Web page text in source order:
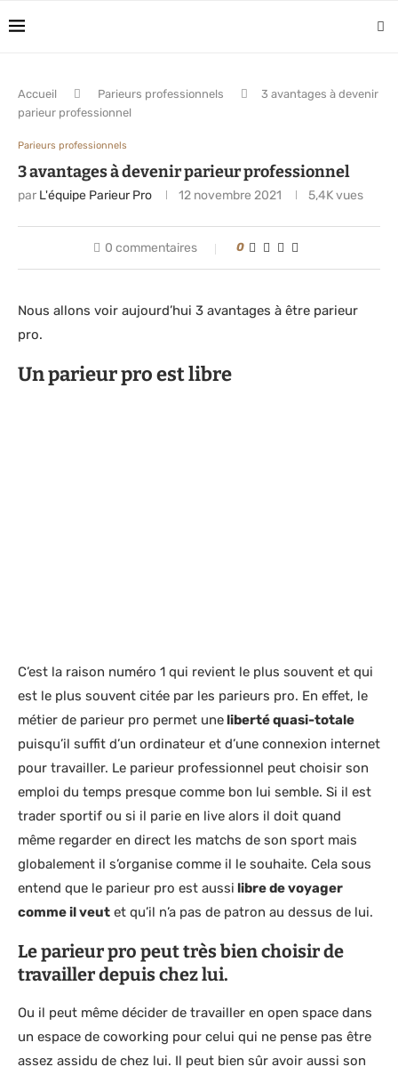
Accueil Parieurs professionnels
3 avantages à devenir
parieur professionnel
Parieurs professionnels
3 avantages à devenir parieur professionnel
par L'équipe Parieur Pro 12 novembre 2021 5,4Kvues
0 commentaires 0
Nous allons voir aujourd’hui 3 avantages à être parieur
pro.
Un parieur pro est libre
C’est la raison numéro 1 qui revient le plus souvent et qui
est le plus souvent citée par les parieurs pro. En effet, le
métier de parieur pro permet une liberté quasi-totale
puisqu’il suffit d’un ordinateur et d’une connexion internet
pour travailler. Le parieur professionnel peut choisir son
emploi du temps presque comme bon lui semble. Si il est
trader sportif ou si il parie en live alors il doit quand
même regarder en direct les matchs de son sport mais
globalement il s’organise comme il le souhaite. Cela sous
entend que le parieur pro est aussi libre de voyager
comme il veut et qu’il n’a pas de patron au dessus de lui.
Le parieur pro peut très bien choisir de
travailler depuis chez lui.
Ou il peut même décider de travailler en open space dans
un espace de coworking pour celui qui ne pense pas être
assez assidu de chez lui. Il peut bien sûr avoir aussi son